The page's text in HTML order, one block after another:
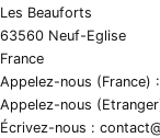
Les Beauforts
63560 Neuf-Eglise
France
Appelez-nous (France)
Appelez-nous
Écrivez-nous :